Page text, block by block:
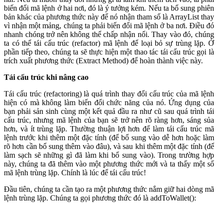
biến đổi mã lệnh ở hai nơi, đó là ý tưởng kém. Nếu ta bổ sung phiên
bản khác của phương thức này để nó nhận tham số là ArrayList thay
vì nhận một mảng, chúng ta phải biến đổi mã lệnh ở ba nơi. Điều đó
nhanh chóng trở nên không thể chấp nhận nổi. Thay vào đó, chúng
ta có thể tái cấu trúc (refactor) mã lệnh để loại bỏ sự trùng lặp. Ở
phần tiếp theo, chúng ta sẽ thực hiện một thao tác tái cấu trúc gọi là
trích xuất phương thức (Extract Method) để hoàn thành việc này.
Tái cấu trúc khi nâng cao
Tái cấu trúc (refactoring) là quá trình thay đổi cấu trúc của mã lệnh
hiện có mà không làm biến đổi chức năng của nó. Ứng dụng của
bạn phải sản sinh cùng một kết quả đầu ra như cũ sau quá trình tái
cấu trúc, nhưng mã lệnh của bạn sẽ trở nên rõ ràng hơn, sáng sủa
hơn, và ít trùng lặp. Thường thuận lợi hơn để làm tái cấu trúc mã
lệnh trước khi thêm một đặc tính (để bổ sung vào dễ hơn hoặc làm
rõ hơn cần bổ sung thêm vào đâu), và sau khi thêm một đặc tính (để
làm sạch sẽ những gì đã làm khi bổ sung vào). Trong trường hợp
này, chúng ta đã thêm vào một phương thức mới và ta thấy một số
mã lệnh trùng lặp. Chính là lúc để tái cấu trúc!
Đầu tiên, chúng ta cần tạo ra một phương thức nắm giữ hai dòng mã
lệnh trùng lặp. Chúng ta gọi phương thức đó là addToWallet():